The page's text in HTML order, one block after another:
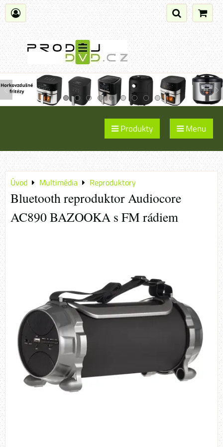
Produkty Menu
Úvod Multimédia Reproduktory
Bluetooth reproduktor Audiocore
AC890 BAZOOKA s FM rádiem